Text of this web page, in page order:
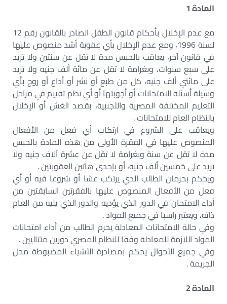
المادة 1
مع عدم الإخلال بأحكام قانون الطفل الصادر بالقانون رقم 12
لسنة 1996، ومع عدم الإخلال بأي عقوبة أشد منصوص عليها
في قانون آخر، يعاقب بالحبس مدة لا تقل عن سنتين ولا تزيد
على سبع سنوات، وبغرامة لا تقل عن مائة ألف جنيه ولا تزيد
على مائتي ألف جنيه، كل من طبع أو نشر أو أذاع أو روج بأي
وسيلة أسئلة الامتحانات أو أجوبتها أو أي نظم تقييم في مراحل
التعليم المختلفة المصرية والأجنبية، بقصد الغش أو الإخلال
بالنظام العام للامتحانات .
ويعاقب على الشروع في ارتكاب أي فعل من الأفعال
المنصوص عليها في الفقرة الأولى من هذه المادة بالحبس
مدة لا تقل عن سنة وبغرامة لا تقل عن عشرة آلاف جنيه ولا
تزيد على خمسين ألف جنيه، أو بإحدى هاتين العقوبتين .
ويحكم بحرمان الطالب الذي يرتكب غشا أو شروعا فيه أو أي
فعل من الأفعال المنصوص عليها بالفقرتين السابقتين من
أداء الامتحان في الدور الذي يؤديه والدور الذي يليه من العام
ذاته، ويعتبر راسبا في جميع المواد .
وفي حالة الامتحانات المعادلة يحرم الطالب من أداء امتحانات
المواد اللازمة للمعادلة وفقا للنظام المصري دورين متتاليين .
وفي جميع الأحوال يحكم بمصادرة الأشياء المضبوطة محل
الجريمة .
المادة 2